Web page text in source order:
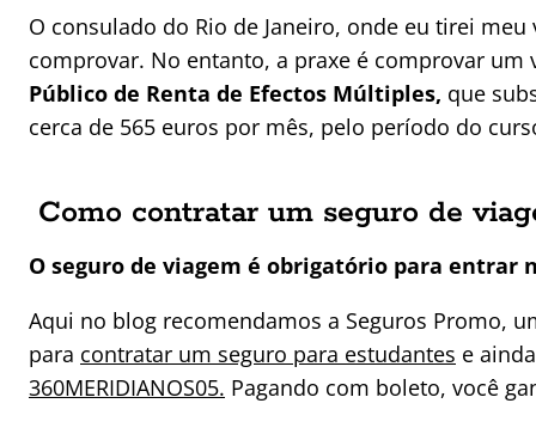
O consulado do Rio de Janeiro, onde eu tirei
comprovar. No entanto, a praxe é comprovar um
Público de Renta de Efectos Múltiples, que
cerca de 565 euros por mês, pelo período do
Como contratar um seguro de
O seguro de viagem é obrigatório para entrar
Aqui no blog recomendamos a Seguros Promo,
para contratar um seguro para estudantes e
360MERIDIANOS05. Pagando com boleto, você